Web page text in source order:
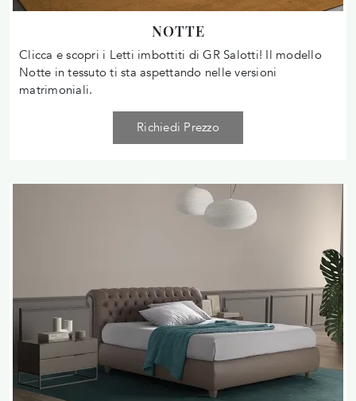
NOTTE
Clicca e scopri i Letti imbottiti di GR Salotti! Il modello
Notte in tessuto ti sta aspettando nelle versioni
matrimoniali.
Richiedi Prezzo